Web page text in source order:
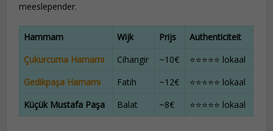
meeslepender.
Hammam Wijk Prijs
Authenticiteit
Çukurcuma Hamamı
Cihangir ~10€
⭐⭐⭐⭐⭐ lokaal
Gedikpaşa Hamamı
Fatih ~12€
⭐⭐⭐⭐⭐ lokaal
Küçük Mustafa Paşa
Balat ~8€ ⭐⭐⭐⭐⭐ lokaal